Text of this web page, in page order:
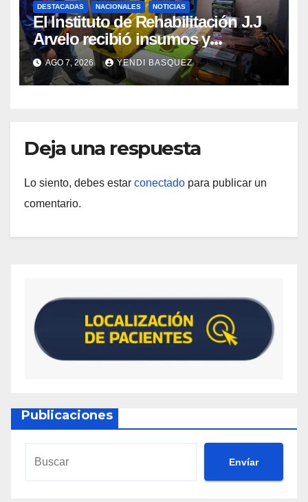
DESTACADAS NACIONALES NOTICIAS
El Instituto de Rehabilitación J.J
Arvelo recibió insumos y
herramientas para la atención de
personas con discapacidad
AGO 7, 2026 YENDI BASQUEZ
Deja una respuesta
Lo siento, debes estar conectado para publicar un
comentario.
Publicaciones
Envíar